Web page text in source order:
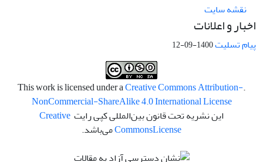
نقشه سایت
اخبار و اعلانات
پیام تسلیت1400-09-12
.This work is licensed under a
Creative Commons Attribution-
NonCommercial-ShareAlike 4.0 International License
این نشریه تحت قانون بین‌المللی کپی رایت Creative
CommonsLicense می‌باشد.